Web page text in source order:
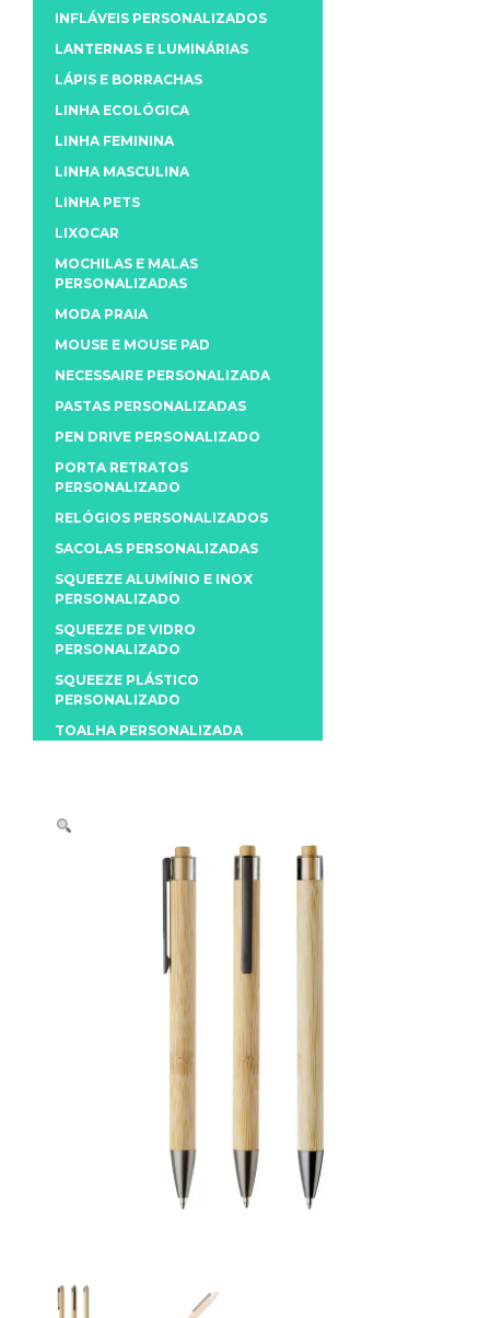
INFLÁVEIS PERSONALIZADOS
LANTERNAS E LUMINÁRIAS
LÁPIS E BORRACHAS
LINHA ECOLÓGICA
LINHA FEMININA
LINHA MASCULINA
LINHA PETS
LIXOCAR
MOCHILAS E MALAS
PERSONALIZADAS
MODA PRAIA
MOUSE E MOUSE PAD
NECESSAIRE PERSONALIZADA
PASTAS PERSONALIZADAS
PEN DRIVE PERSONALIZADO
PORTA RETRATOS
PERSONALIZADO
RELÓGIOS PERSONALIZADOS
SACOLAS PERSONALIZADAS
SQUEEZE ALUMÍNIO E INOX
PERSONALIZADO
SQUEEZE DE VIDRO
PERSONALIZADO
SQUEEZE PLÁSTICO
PERSONALIZADO
TOALHA PERSONALIZADA